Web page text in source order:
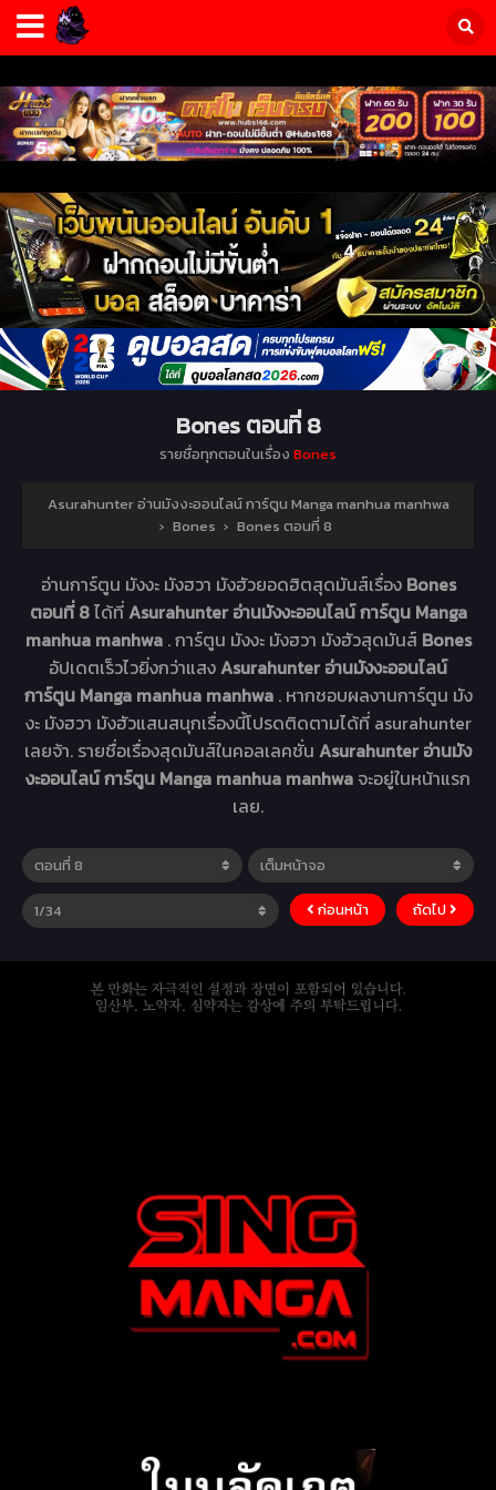
Bones ตอนที่ 8
รายชื่อทุกตอนในเรื่อง Bones
Asurahunter อ่านมังงะออนไลน์ การ์ตูน Manga manhua manhwa
› Bones › Bones ตอนที่ 8
อ่านการ์ตูน มังงะ มังฮวา มังฮัวยอดฮิตสุดมันส์เรื่อง Bones
ตอนที่ 8ได้ที่Asurahunter อ่านมังงะออนไลน์ การ์ตูน Manga
manhua manhwa . การ์ตูน มังงะ มังฮวา มังฮัวสุดมันส์ Bones
อัปเดตเร็วไวยิ่งกว่าแสงAsurahunter อ่านมังงะออนไลน์
การ์ตูน Manga manhua manhwa . หากชอบผลงานการ์ตูน มัง
งะ มังฮวา มังฮัวแสนสนุกเรื่องนี้โปรดติดตามได้ที่ asurahunter
เลยจ้า. รายชื่อเรื่องสุดมันส์ในคอลเลคชั่น Asurahunter อ่านมัง
งะออนไลน์ การ์ตูน Manga manhua manhwa จะอยู่ในหน้าแรก
เลย.
ก่อนหน้า ถัดไป